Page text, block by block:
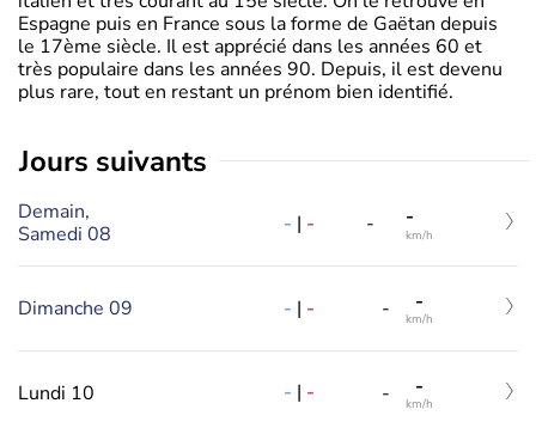
Espagne puis en France sous la forme de Gaëtan depuis
le 17ème siècle. Il est apprécié dans les années 60 et
très populaire dans les années 90. Depuis, il est devenu
plus rare, tout en restant un prénom bien identifié.
jours suivants
Demain,
Samedi 08
- | - - -
km/h
Dimanche 09 - | - - -
km/h
Lundi 10 - | - - -
km/h